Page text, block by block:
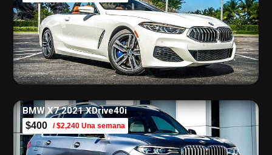
BMW X7 2021 XDrive40i
$400 / $2,240 Una semana